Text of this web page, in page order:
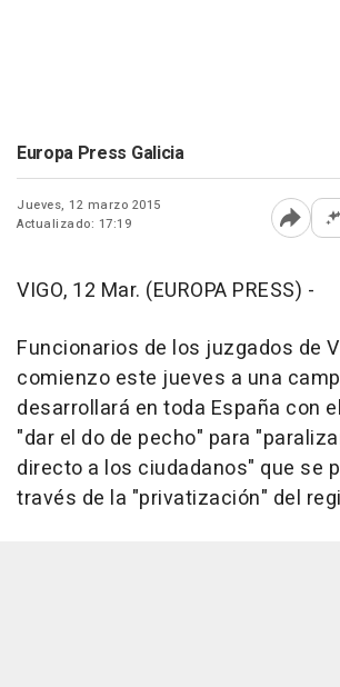
Europa Press Galicia
Jueves, 12 marzo 2015
Actualizado: 17:19
Abrir
VIGO, 12 Mar. (EUROPA PRESS) -
Funcionarios de los juzgados de
comienzo este jueves a una
desarrollará en toda España con
"dar el do de pecho" para
directo a los ciudadanos" que se
través de la "privatización" del